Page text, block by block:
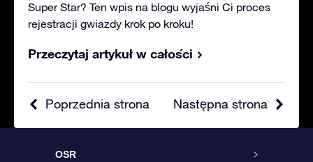
Super Star? Ten wpis na blogu wyjaśni Ci proces
rejestracji gwiazdy krok po kroku!
Przeczytaj artykuł w całości
Następna strona
Poprzednia strona
OSR